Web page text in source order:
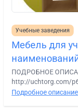
Учебные заведения
Мебель для
ПОДРОБНОЕ
http://uchtorg.com/
Подробное описание